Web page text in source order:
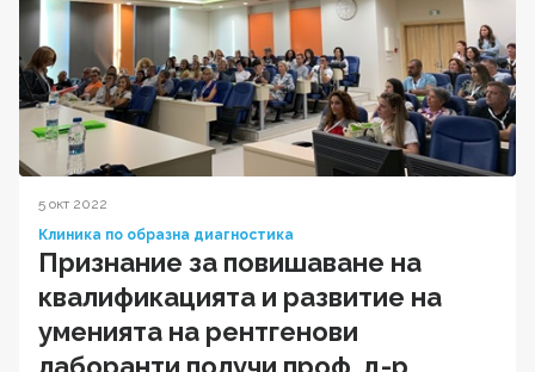
5 окт 2022
Клиника по образна диагностика
Признание за повишаване на
квалификацията и развитие на
уменията на рентгенови